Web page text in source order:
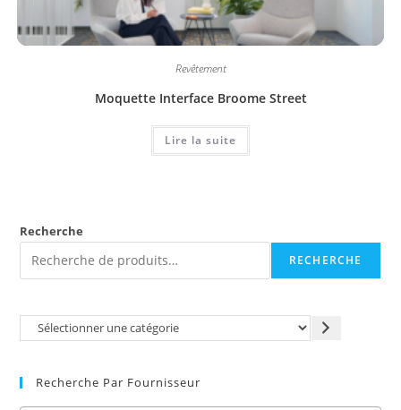
Revêtement
Moquette Interface Broome Street
Lire la suite
Recherche
RECHERCHE
Recherche Par Fournisseur